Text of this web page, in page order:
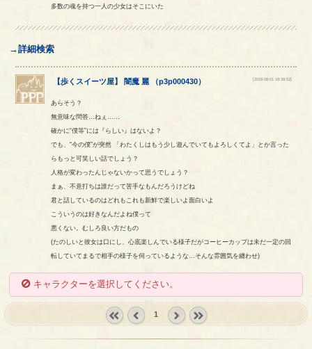
多数の魂を持つ一人の少女はそこにいた
→詳細検索
【歩くスイーツ屋】 闇魔 麗 （p3p000430） [2018-08-01 18:28:52]
あらそう？
無意味な問答…ねぇ……
確かに“僕等”には『らしい』はないよ？
でも、“今の僕”が突然 「わたくしはもう少し遊んでいてもよろしくてよ」とか言った
らもっと可笑しい話でしょう？
人格が変わったんじゃないかって思うでしょう？
まぁ、不意打ちは誰だって苦手なもんだろうけどね
君と話しているのはどれもこれも新鮮で楽しいよ面白いよ
こういうのは好きなんだよね僕って
悪くない。むしろ良い方だもの
(たのしいと彼女は口にし、心底楽しんでいる様子だがコーヒーカップは未だ一定の回
転していてまるで相手の様子を伺っているような…そんな雰囲気を纏わせ)
キャラクターを選択してください。
1